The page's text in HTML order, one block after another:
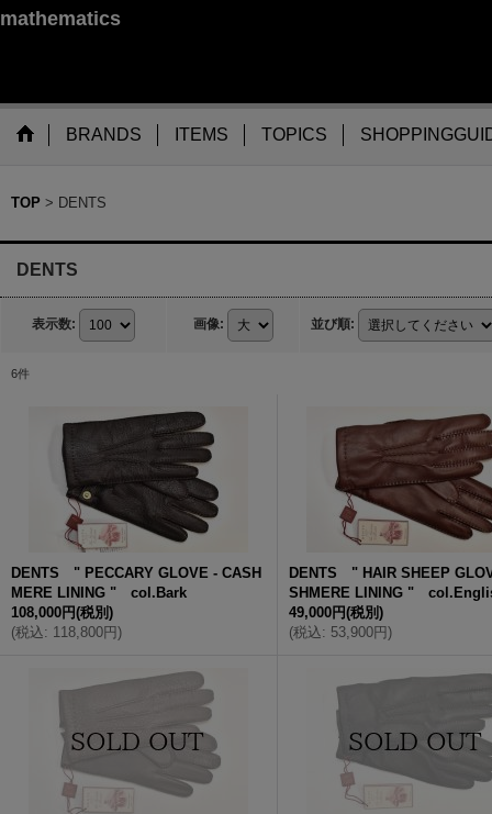
mathematics
BRANDS ITEMS TOPICS
TOP > DENTS
DENTS
表示数: 画像: 並び順:
6件
DENTS " PECCARY GLOVE - CASH
MERE LINING " col.Bark
108,000円(税別)
(税込: 118,800円)
DENTS " HAIR SHEEP
SHMERE LINING "
49,000円(税別)
(税込: 53,900円)